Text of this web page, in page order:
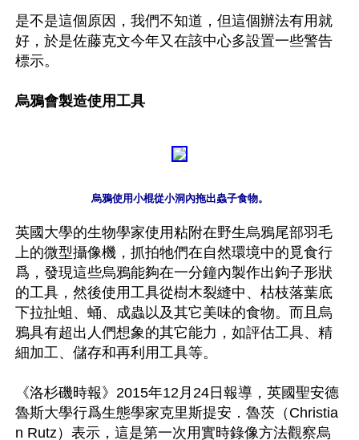
是不是這個原因，我們不知道，但這個辦法有用就
好，於是佐藤克文今年又在該中心多設置一些警告
標示。
烏鴉會製造使用工具
英國大學的生物學家使用粘附在野生烏鴉尾部羽毛
上的微型攝像機，抓拍牠們在自然環境中的覓食行
爲，發現這些烏鴉能夠在一分鐘內製作出鉤子形狀
的工具，然後使用工具從樹木裂縫中、枯枝落葉底
下拉扯蛆、蛹、成蟲以及其它美味的食物。而且烏
鴉具有超出人們想象的其它能力，如評估工具、精
細加工、儲存和再利用工具等。
《洛杉磯時報》2015年12月24日報導，英國聖安德
魯斯大學行爲生態學家克里斯提安．魯茨（Christia
n Rutz）表示，這是第一次用實時錄像方法觀察烏